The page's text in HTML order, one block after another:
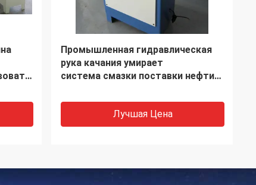
Пресса точности гидравлическая
умирает автомат для резки для
кожи
Лучшая Цена